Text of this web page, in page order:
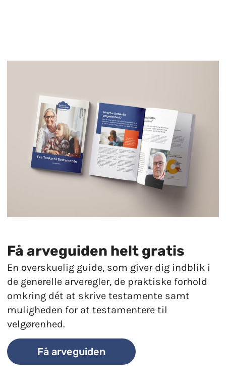
Få arveguiden helt gratis​
En overskuelig guide, som giver dig indblik i
de generelle arveregler, de praktiske forhold
omkring dét at skrive testamente samt
muligheden for at testamentere til
velgørenhed.
Få arveguiden